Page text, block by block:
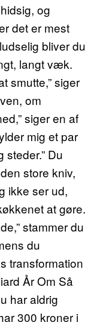
og
det er mest
bliver du
langt væk.
smutte,” siger
om
siger en af
mig et par
steder.” Du
store kniv,
ikke ser ud,
at gøre.
stammer du
du
transformation
År Om Så
har aldrig
300 kroner i